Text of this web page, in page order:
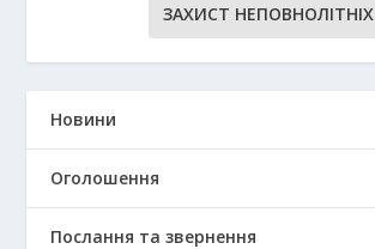
ЗАХИСТ НЕПОВНОЛІТНІХ
Новини
Оголошення
Послання та звернення